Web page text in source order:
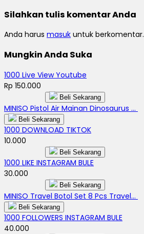
Silahkan tulis komentar Anda
Anda harus masuk untuk berkomentar.
Mungkin Anda Suka
1000 Live View Youtube
Rp 150.000
Beli Sekarang
MINISO Pistol Air Mainan Dinosaurus ...
Beli Sekarang
1000 DOWNLOAD TIKTOK
10.000
Beli Sekarang
1000 LIKE INSTAGRAM BULE
30.000
Beli Sekarang
MINISO Travel Botol Set 8 Pcs Travel...
Beli Sekarang
1000 FOLLOWERS INSTAGRAM BULE
40.000